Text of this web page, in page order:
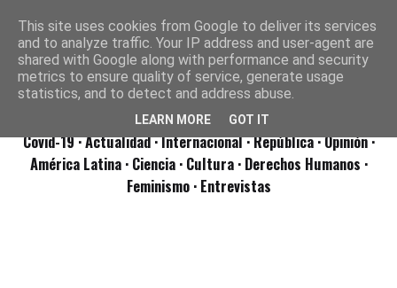
Covid-19· Actualidad· Internacional· República· Opinión·
América Latina · Ciencia · Cultura · Derechos Humanos ·
Feminismo · Entrevistas
This site uses cookies from Google to deliver its services
and to analyze traffic. Your IP address and user-agent are
shared with Google along with performance and security
metrics to ensure quality of service, generate usage
statistics, and to detect and address abuse.
LEARN MORE GOT IT